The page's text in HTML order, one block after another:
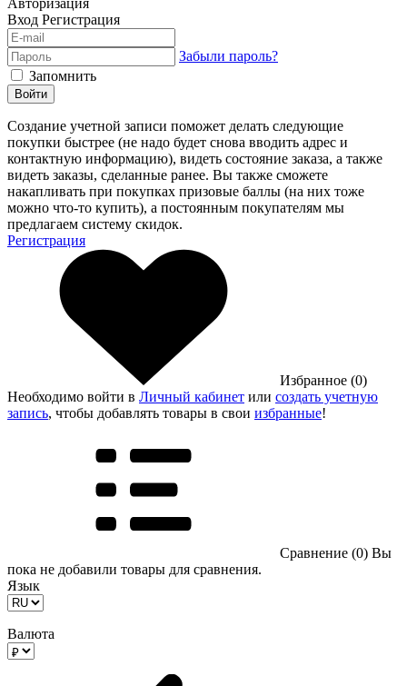
Вход Регистрация
Забыли пароль?
Запомнить
Войти
Создание учетной записи поможет делать следующие
покупки быстрее (не надо будет снова вводить адрес и
контактную информацию), видеть состояние заказа, а также
видеть заказы, сделанные ранее. Вы также сможете
накапливать при покупках призовые баллы (на них тоже
можно что-то купить), а постоянным покупателям мы
предлагаем систему скидок.
Регистрация
Избранное (0)
Необходимо войти в Личный кабинет или создать учетную
запись, чтобы добавлять товары в свои избранные!
Сравнение (0) Вы
пока не добавили товары для сравнения.
Язык
Валюта